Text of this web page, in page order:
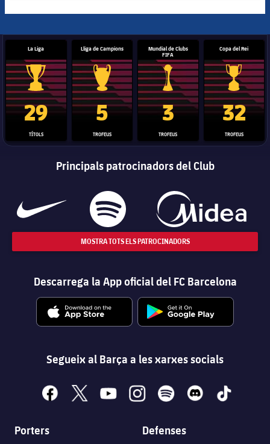
La Liga
Trofeu de la Liga
29
TÍTOLS
Lliga de Campions
Trofeu de la Lliga de Campions
5
TROFEUS
Mundial de Clubs
FIFA
Trofeu del Mundial de Clubs
3
TROFEUS
Copa del Rei
Copa del
32
TROFEUS
Principals patrocinadors del Club
MOSTRA TOTS ELS PATROCINADORS
Descarrega la App oficial del FC Barcelona
Segueix al Barça a les xarxes socials
facebook
x youtubeinstagramspotify discord tiktok
Porters Defenses